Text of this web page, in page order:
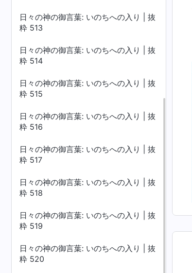
日々の神の御言葉: いのちへの入り | 抜
粋 513
日々の神の御言葉: いのちへの入り | 抜
粋 514
日々の神の御言葉: いのちへの入り | 抜
粋 515
日々の神の御言葉: いのちへの入り | 抜
粋 516
日々の神の御言葉: いのちへの入り | 抜
粋 517
日々の神の御言葉: いのちへの入り | 抜
粋 518
日々の神の御言葉: いのちへの入り | 抜
粋 519
日々の神の御言葉: いのちへの入り | 抜
粋 520